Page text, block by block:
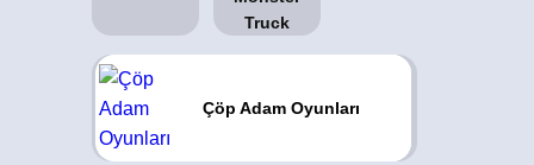
Çöp Adam Oyunları